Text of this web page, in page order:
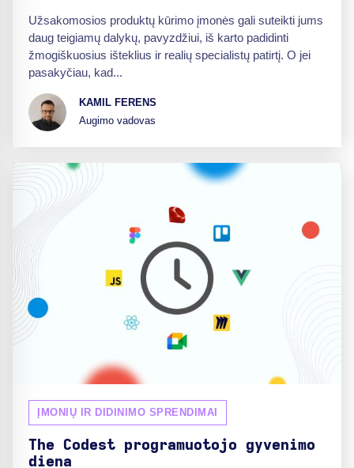
Užsakomosios produktų kūrimo įmonės gali suteikti jums
daug teigiamų dalykų, pavyzdžiui, iš karto padidinti
žmogiškuosius išteklius ir realių specialistų patirtį. O jei
pasakyčiau, kad...
KAMIL FERENS
Augimo vadovas
ĮMONIŲ IR DIDINIMO SPRENDIMAI
The Codest programuotojo gyvenimo
diena